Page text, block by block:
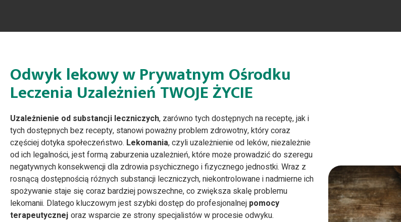
Odwyk lekowy w Prywatnym Ośrodku
Leczenia Uzależnień TWOJE ŻYCIE
Uzależnienie od substancji leczniczych, zarówno tych dostępnych na receptę, jak i
tych dostępnych bez recepty, stanowi poważny problem zdrowotny, który coraz
częściej dotyka społeczeństwo. Lekomania, czyli uzależnienie od leków, niezależnie
od ich legalności, jest formą zaburzenia uzależnień, które może prowadzić do szeregu
negatywnych konsekwencji dla zdrowia psychicznego i fizycznego jednostki. Wraz z
rosnącą dostępnością różnych substancji leczniczych, niekontrolowane i nadmierne ich
spożywanie staje się coraz bardziej powszechne, co zwiększa skalę problemu
lekomanii. Dlatego kluczowym jest szybki dostęp do profesjonalnej pomocy
terapeutycznej oraz wsparcie ze strony specjalistów w procesie odwyku.